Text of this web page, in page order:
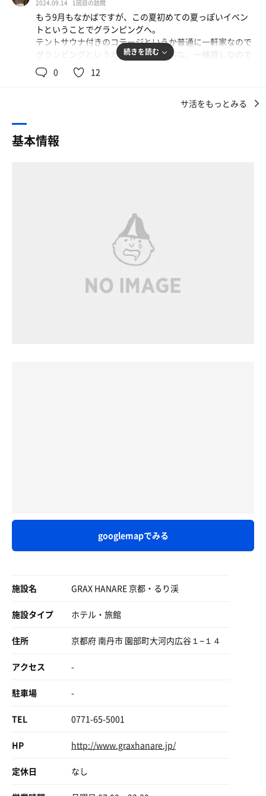
ナハットまで用意されていました。
【水風呂】
•ジャグジーに水をはり自分でセッティングするタイプ
•冬で1番冷たいので10℃ないくらい。低い温度が好きな人
はハマる温度です。もちろんお湯を入れて調整もできま
ととのい椅子が２つ
•カップル、夫婦、グループで楽しめる
パートナーにサウナの良さを体験してもらうのに素晴らし
•24時間テントサウナに入れる
•薪ストーブほどの火力はなかったが充分あたたまる。電
気式なので火の心配をしなくて良い。
大きいジャグジー付きのお風呂へもテラスから直接入れる
動線になっています。
ただ、季節的にだいぶ涼しくなってきていたので、サウナ
のあとで汗だけ拭いて外気浴がちょうどいい感じでした。
夕食後にももちろんサウナへ。
ェックイン時の説明通りに操作してもサウナが熱くなりま
せん。
サウナも施設も最高だっただけに、早朝サウナができなか
ったのが残念でした。
プランに付いていたバーベキュー
2024.09.14 1回目の訪問
もう9月もなかばですが、この夏初めての夏っぽいイベン
トということでグランピングへ。
テントサウナ付きのコテージというか普通に一軒家なので
グランピングというか普通の貸別荘的な。一棟貸しなので
サウナも当然貸し切り。水風呂はお風呂に水を溜めるスタ
イルなので冷たくはないですが、ジャグジーなのでぶくぶ
テントサウナはMAX110℃でかなりあつめのセッティング
でした）
し、併設の温泉もサウナも休憩スペースも丸2日使い放題
だしとてもナイスです。次回は雪が降ってない程度の冬に
続きを読む
0 12
サ活をもっとみる
基本情報
googlemapでみる
施設名 GRAX HANARE 京都・るり渓
施設タイプ ホテル・旅館
住所 京都府 南丹市 園部町大河内広谷１−１４
アクセス -
駐車場 -
TEL 0771-65-5001
HP http://www.graxhanare.jp/
定休日 なし